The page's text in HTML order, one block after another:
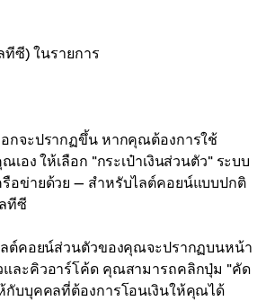
ซี) ในรายการ
กจะปรากฏขึ้น หากคุณต้องการใช้
เอง ให้เลือก "กระเป๋าเงินส่วนตัว" ระบบ
อข่ายด้วย — สำหรับไลต์คอยน์แบบปกติ
ทีซี
ต์คอยน์ส่วนตัวของคุณจะปรากฏบนหน้า
และคิวอาร์โค้ด คุณสามารถคลิกปุ่ม "คัด
กับบุคคลที่ต้องการโอนเงินให้คุณได้